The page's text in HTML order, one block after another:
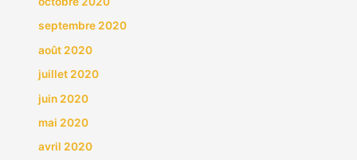
septembre 2020
août 2020
juillet 2020
juin 2020
mai 2020
avril 2020